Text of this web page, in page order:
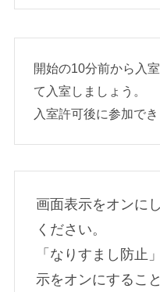
開始の10分前から入
て入室しましょう。
入室許可後に参加でき
画面表示をオンに
ください。
「なりすまし防止
示をオンにするこ